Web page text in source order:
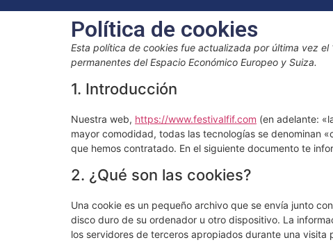
Política de cookies
Esta política de cookies fue actualizada por última vez
permanentes del Espacio Económico Europeo y Suiza.
1. Introducción
Nuestra web, https://www.festivalfif.com (en adelante:
mayor comodidad, todas las tecnologías se denominan
que hemos contratado. En el siguiente documento te
2. ¿Qué son las cookies?
Una cookie es un pequeño archivo que se envía junto
disco duro de su ordenador u otro dispositivo. La
los servidores de terceros apropiados durante una visita